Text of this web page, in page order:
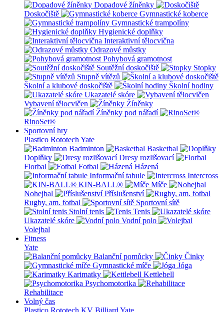
Dopadové žíněnky
Doskočiště
Gymnastické koberce
Gymnastické trampolíny
Hygienické doplňky
Interaktivní tělocvična
Odrazové můstky
Pohybová gramotnost
Soutěžní doskočiště
Stopky
Stupně vítězů
Školní a klubové doskočiště
Školní hodiny
Ukazatelé skóre
Vybavení tělocvičen
Žíněnky
Žíněnky pod nářadí
RinoSet®
Sportovní hry
Plastico Rototech Yate
Badminton
Basketbal
Doplňky
Dresy rozlišovací
Florbal
Fotbal
Házená
Informační tabule
Intercross
KIN-BALL®
Míče
Nohejbal
Příslušenství
Rugby, am. fotbal
Sportovní sítě
Stolní tenis
Tenis
Ukazatelé skóre
Vodní polo
Volejbal
Fitness
Yate
Balanční pomůcky
Činky
Gymnastické míče
Jóga
Karimatky
Kettlebell
Psychomotorika
Rehabilitace
Volný čas
Plastico Rototech KV Billiard Yate